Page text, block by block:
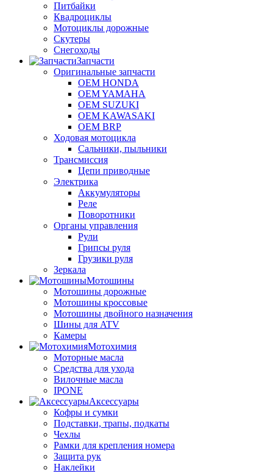
Питбайки
Квадроциклы
Мотоциклы дорожные
Скутеры
Снегоходы
Запчасти
Оригинальные запчасти
OEM HONDA
OEM YAMAHA
OEM SUZUKI
OEM KAWASAKI
OEM BRP
Ходовая мотоцикла
Сальники, пыльники
Трансмиссия
Цепи приводные
Электрика
Аккумуляторы
Реле
Поворотники
Органы управления
Рули
Грипсы руля
Грузики руля
Зеркала
Мотошины
Мотошины дорожные
Мотошины кроссовые
Мотошины двойного назначения
Шины для ATV
Камеры
Мотохимия
Моторные масла
Средства для ухода
Вилочные масла
IPONE
Аксессуары
Кофры и сумки
Подставки, трапы, подкаты
Чехлы
Рамки для крепления номера
Защита рук
Наклейки